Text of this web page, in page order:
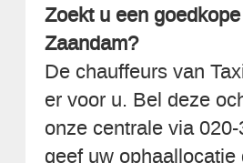
Zoekt u een
Zaandam?
De chauffeurs van
er voor u. Bel deze
onze centrale via
geef uw ophaallocatie